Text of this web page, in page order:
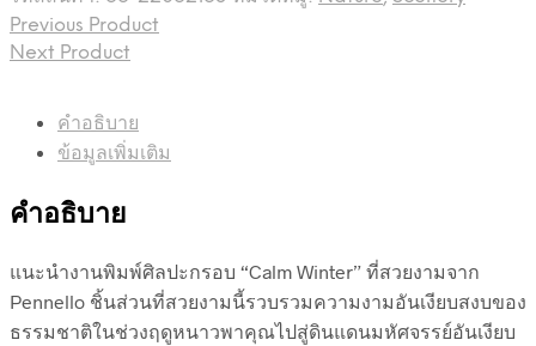
Previous Product
Next Product
คำอธิบาย
ข้อมูลเพิ่มเติม
คำอธิบาย
แนะนำงานพิมพ์ศิลปะกรอบ “Calm Winter” ที่สวยงามจาก
Pennello ชิ้นส่วนที่สวยงามนี้รวบรวมความงามอันเงียบสงบของ
ธรรมชาติในช่วงฤดูหนาวพาคุณไปสู่ดินแดนมหัศจรรย์อันเงียบ